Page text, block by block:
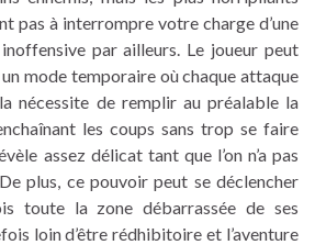
pas à interrompre votre charge d’une
par ailleurs. Le joueur peut
mode temporaire où chaque attaque
nécessite de remplir au préalable la
les coups sans trop se faire
assez délicat tant que l’on n’a pas
plus, ce pouvoir peut se déclencher
toute la zone débarrassée de ses
loin d’être rédhibitoire et l’aventure